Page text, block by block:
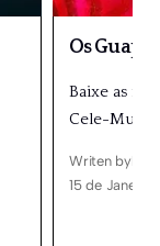
Os
Baixe as
Cele-
Writen by
15 de